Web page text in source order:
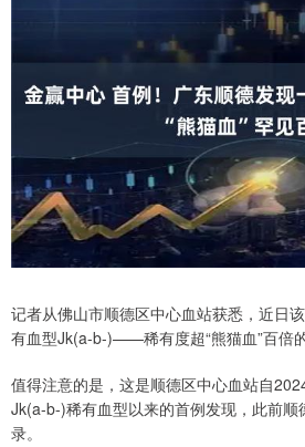
记者从佛山市顺德区中心血站获悉，近日
有血型Jk(a-b-)——稀有度超“熊猫血”百倍的
值得注意的是，这是顺德区中心血站自
Jk(a-b-)稀有血型以来的首例发现，此前
录。